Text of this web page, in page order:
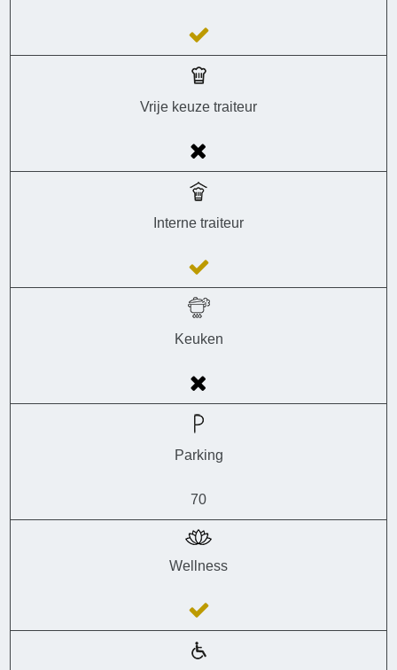
Vrije keuze traiteur
Interne traiteur
Keuken
Parking
70
Wellness